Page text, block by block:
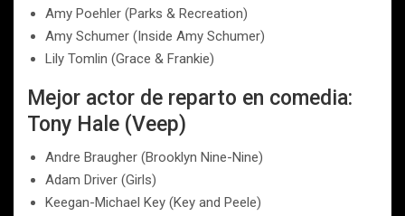
Amy Poehler (Parks & Recreation)
Amy Schumer (Inside Amy Schumer)
Lily Tomlin (Grace & Frankie)
Mejor actor de reparto en comedia:
Tony Hale (Veep)
Andre Braugher (Brooklyn Nine-Nine)
Adam Driver (Girls)
Keegan-Michael Key (Key and Peele)